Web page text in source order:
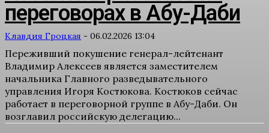
переговорах в Абу-Даби
Клавдия Гроцкая - 06.02.2026 13:04
Переживший покушение генерал-лейтенант
Владимир Алексеев является заместителем
начальника Главного разведывательного
управления Игоря Костюкова. Костюков сейчас
работает в переговорной группе в Абу-Даби. Он
возглавил российскую делегацию...